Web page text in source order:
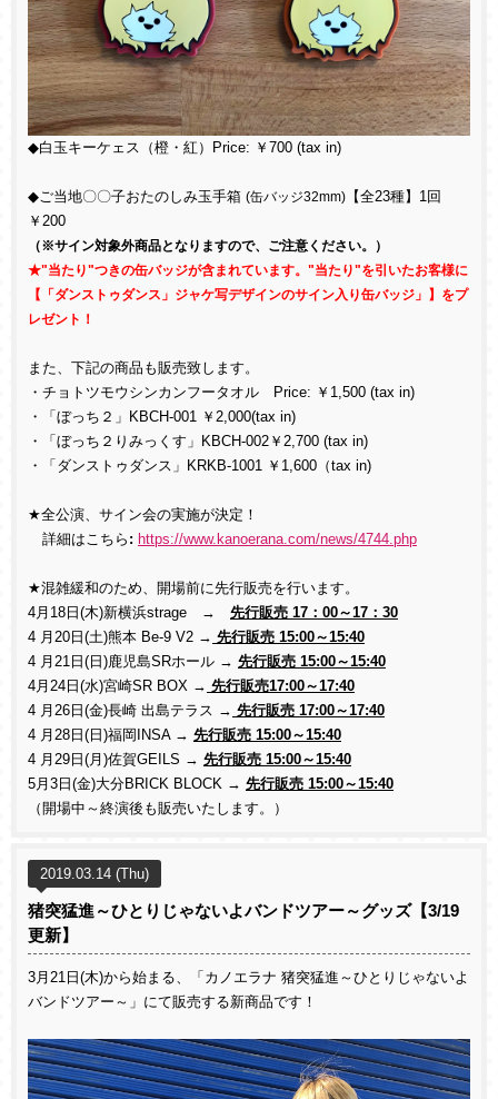
◆白玉キーケェス（橙・紅）Price: ￥700 (tax in)
◆ご当地〇〇子おたのしみ玉手箱 (缶バッジ32mm) 【全23種】1回
￥200
（※サイン対象外商品となりますので、ご注意ください。）
★"当たり"つきの缶バッジが含まれています。"当たり"を引いたお客様に
【「ダンストゥダンス」ジャケ写デザインのサイン入り缶バッジ」】をプ
レゼント！
また、下記の商品も販売致します。
・チョトツモウシンカンフータオル Price: ￥1,500 (tax in)
・「ぼっち２」KBCH-001 ￥2,000(tax in)
・「ぼっち２りみっくす」KBCH-002￥2,700 (tax in)
・「ダンストゥダンス」KRKB-1001 ￥1,600（tax in)
★全公演、サイン会の実施が決定！
詳細はこちら : https://www.kanoerana.com/news/4744.php
★混雑緩和のため、開場前に先行販売を行います。
4月18日(木)新横浜strage → 先行販売 17：00～17：30
4 月20日(土)熊本 Be-9 V2 → 先行販売 15:00～15:40
4 月21日(日)鹿児島SRホール → 先行販売 15:00～15:40
4月24日(水)宮崎SR BOX → 先行販売17:00～17:40
4 月26日(金)長崎 出島テラス → 先行販売 17:00～17:40
4 月28日(日)福岡INSA → 先行販売 15:00～15:40
4 月29日(月)佐賀GEILS → 先行販売 15:00～15:40
5月3日(金)大分BRICK BLOCK → 先行販売 15:00～15:40
（開場中～終演後も販売いたします。）
2019.03.14 (Thu)
猪突猛進～ひとりじゃないよバンドツアー～グッズ【3/19
更新】
3月21日(木)から始まる、「カノエラナ 猪突猛進～ひとりじゃないよ
バンドツアー～」にて販売する新商品です！